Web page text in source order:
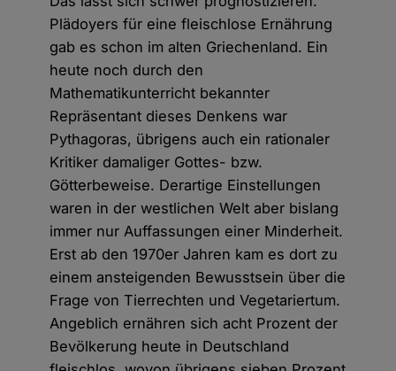
Plädoyers für eine fleischlose Ernährung
gab es schon im alten Griechenland. Ein
heute noch durch den
Mathematikunterricht bekannter
Repräsentant dieses Denkens war
Pythagoras, übrigens auch ein rationaler
Kritiker damaliger Gottes- bzw.
Götterbeweise. Derartige Einstellungen
waren in der westlichen Welt aber bislang
immer nur Auffassungen einer Minderheit.
Erst ab den 1970er Jahren kam es dort zu
einem ansteigenden Bewusstsein über die
Frage von Tierrechten und Vegetariertum.
Angeblich ernähren sich acht Prozent der
Bevölkerung heute in Deutschland